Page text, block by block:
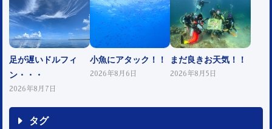
足が遅いドルフィ
ン・・・
2026年8月7日
小魚にアタック！！
2026年8月6日
まだ良きお天気！！
2026年8月5日
タグ